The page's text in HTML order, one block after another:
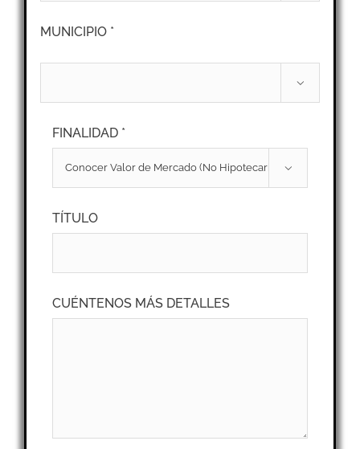
MUNICIPIO *

FINALIDAD *

TÍTULO
CUÉNTENOS MÁS DETALLES